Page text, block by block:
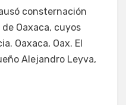
consternación
Oaxaca, cuyos
Oaxaca, Oax. El
Alejandro Leyva,